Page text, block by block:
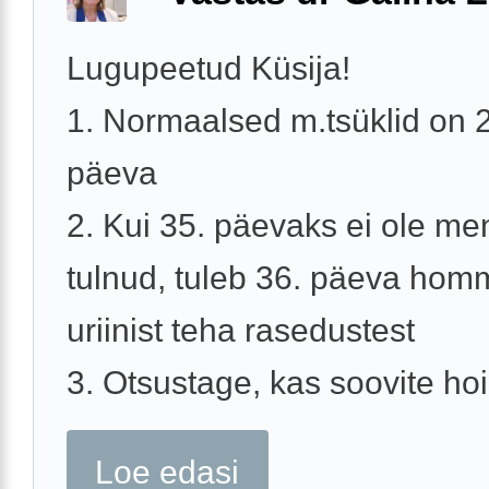
Lugupeetud Küsija!
1. Normaalsed m.tsüklid on
päeva
2. Kui 35. päevaks ei ole
tulnud, tuleb 36. päeva
uriinist teha rasedustest
3. Otsustage, kas soovite
Loe edasi